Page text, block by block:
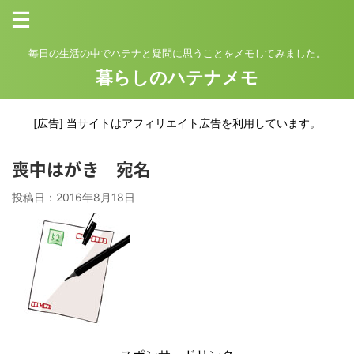
毎日の生活の中でハテナと疑問に思うことをメモしてみました。
暮らしのハテナメモ
[広告] 当サイトはアフィリエイト広告を利用しています。
喪中はがき 宛名
投稿日： 2016年8月18日